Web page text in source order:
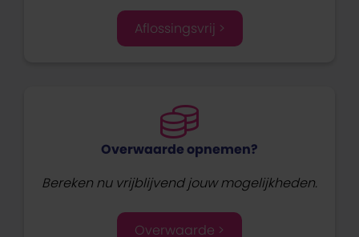
Aflossingsvrij >
Overwaarde opnemen?
Bereken nu vrijblijvend jouw mogelijkheden.
Overwaarde >